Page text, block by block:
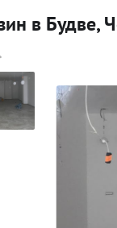
в Будве,